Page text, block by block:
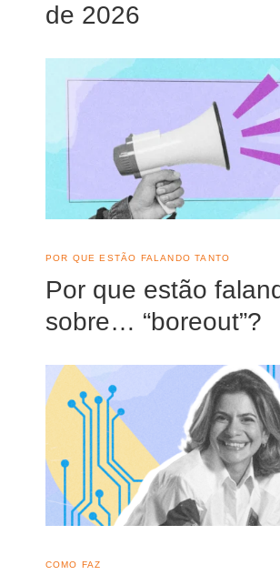
de 2026
Por que estão
sobre… “boreout”?
POR QUE ESTÃO FALANDO TANTO
COMO FAZ